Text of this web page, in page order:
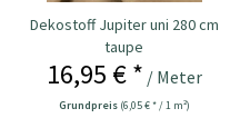
Dekostoff Jupiter uni 280 cm
taupe
16,95 € * / Meter
Grundpreis (6,05 € * / 1 m²)